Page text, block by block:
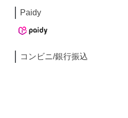
Paidy
コンビニ/銀行振込